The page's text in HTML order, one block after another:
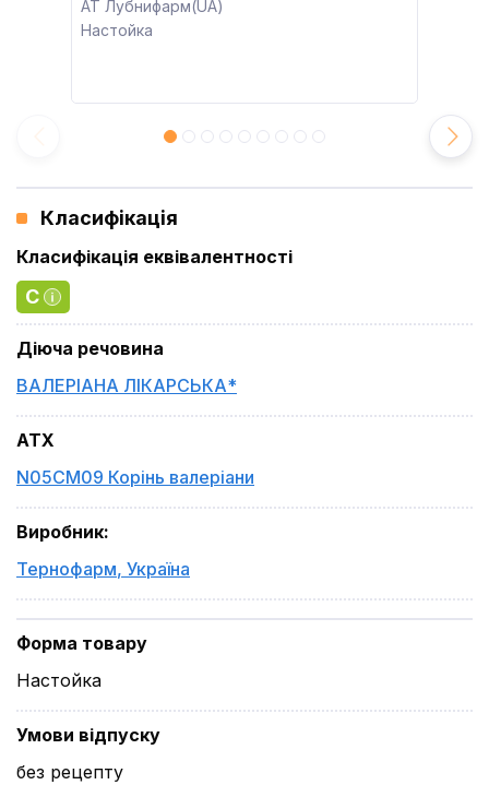
АТ Лубнифарм(UA)
Настойка
Класифікація
Класифікація еквівалентності
C
Діюча речовина
ВАЛЕРІАНА ЛІКАРСЬКА*
ATX
N05CM09 Корінь валеріани
Виробник:
Тернофарм, Україна
Форма товару
Настойка
Умови відпуску
без рецепту